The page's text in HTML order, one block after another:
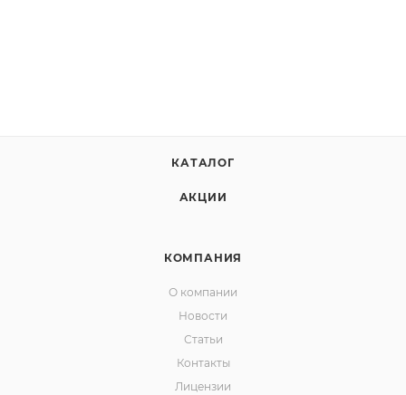
КАТАЛОГ
АКЦИИ
КОМПАНИЯ
О компании
Новости
Статьи
Контакты
Лицензии